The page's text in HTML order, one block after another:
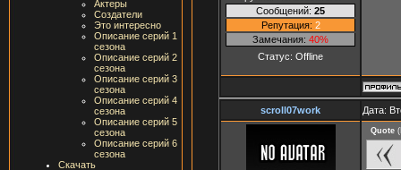
Актеры
Создатели
Это интересно
Описание серий 1
сезона
Описание серий 2
сезона
Описание серий 3
сезона
Описание серий 4
сезона
Описание серий 5
сезона
Описание серий 6
сезона
Скачать
Сообщений: 25
Репутация: 2
Замечания: 40%
Статус: Offline
scroll07work Дата:
Quote (